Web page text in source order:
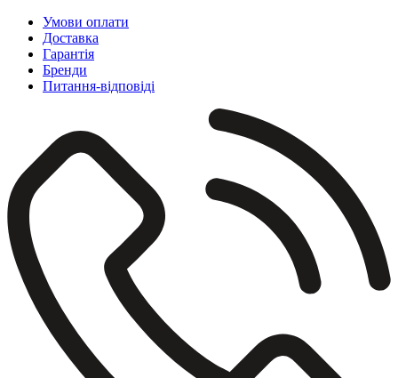
Умови оплати
Доставка
Гарантія
Бренди
Питання-відповіді